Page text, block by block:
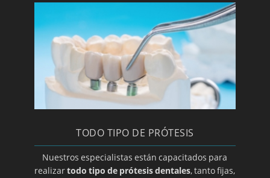
Laboratorio de prótesis dentales en Zaragoza
Limpieza bucal
Macroglasia
Maloclusion
Método Gerber para elección de prótesis
Mucocele
Opte por prótesis removibles
TODO TIPO DE PRÓTESIS
Nuestros especialistas están capacitados para
realizartodo tipo de prótesis dentales, tanto fijas,